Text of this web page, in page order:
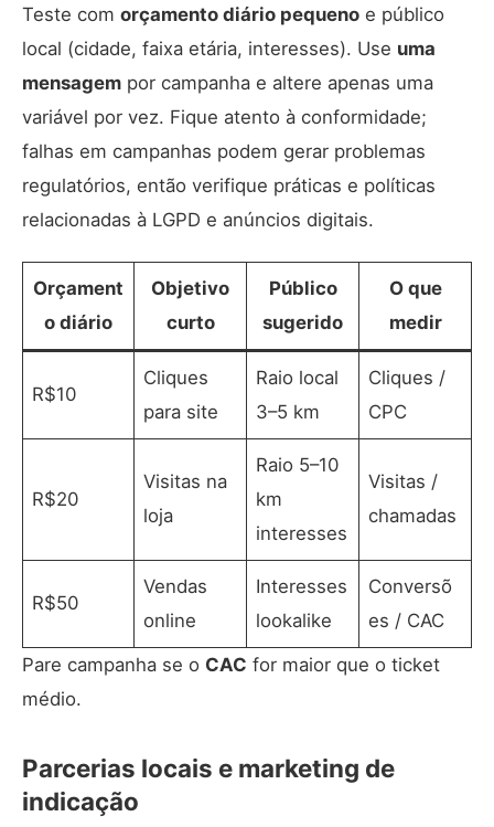
Teste com orçamento diário pequeno e público
local (cidade, faixa etária, interesses). Use uma
mensagem por campanha e altere apenas uma
variável por vez. Fique atento à conformidade;
falhas em campanhas podem gerar problemas
regulatórios, então verifique práticas e políticas
relacionadas à LGPD e anúncios digitais.
Orçament
o diário
Objetivo
curto
Público
sugerido
O que
medir
R$10
Cliques
para site
Raio local
3–5 km
Cliques /
CPC
R$20
Visitas na
loja
Raio 5–10
km
interesses
Visitas /
chamadas
R$50
Vendas
online
Interesses
lookalike
Conversõ
es / CAC
Pare campanha se o CAC for maior que o ticket
médio.
Parcerias locais e marketing de
indicação